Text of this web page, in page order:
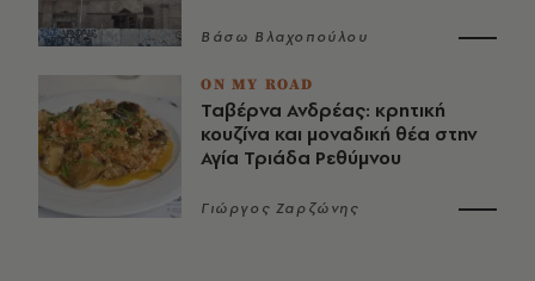
Βάσω Βλαχοπούλου
ON MY ROAD
Ταβέρνα Ανδρέας: κρητική
κουζίνα και μοναδική θέα στην
Αγία Τριάδα Ρεθύμνου
Γιώργος Ζαρζώνης